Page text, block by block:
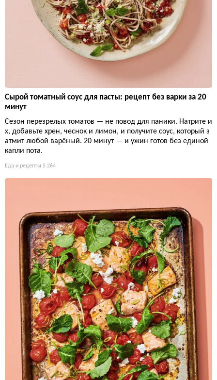
Сырой томатный соус для пасты: рецепт без варки за 20
минут
Сезон перезрелых томатов — не повод для паники. Натрите и
х, добавьте хрен, чеснок и лимон, и получите соус, который з
атмит любой варёный. 20 минут — и ужин готов без единой
капли пота.
Еда и рецепты 5 264